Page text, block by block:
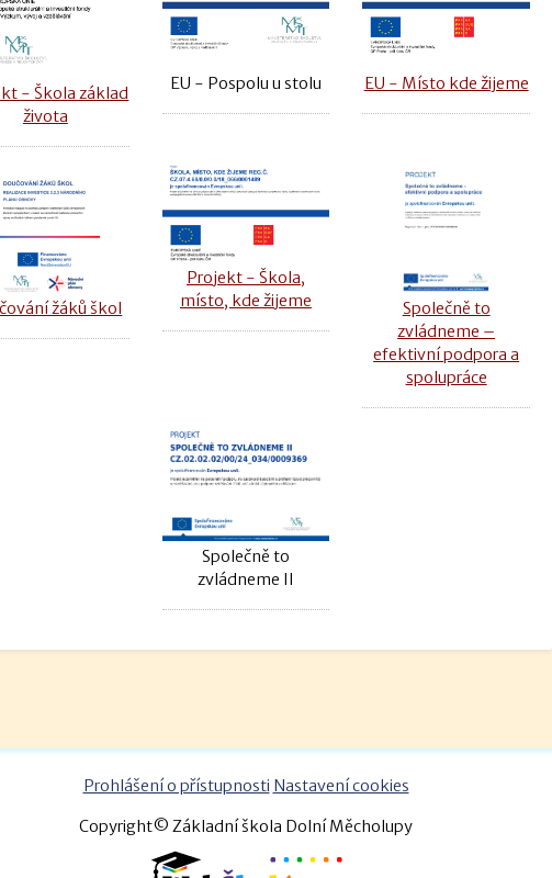
- Škola základ
života
EU - Pospolu u stolu EU - Místo kde žijeme
žáků škol
Projekt - Škola,
místo, kde žijeme
Společně to
zvládneme –
efektivní podpora a
spolupráce
Společně to
zvládneme II
Prohlášení o přístupnosti Nastavení cookies
Copyright© Základní škola Dolní Měcholupy